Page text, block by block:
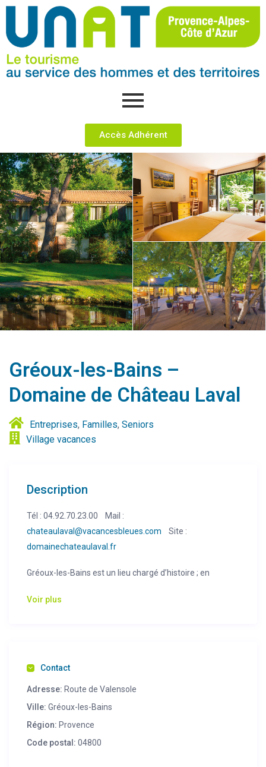
Accès Adhérent
Gréoux-les-Bains –
Domaine de Château Laval
Entreprises, Familles, Seniors
Village vacances
Description
Tél : 04.92.70.23.00 Mail :
chateaulaval@vacancesbleues.com Site :
domainechateaulaval.fr
Gréoux-les-Bains est un lieu chargé d’histoire ; en
lavoirs et fontaines, ses ruelles étroites qui vous
91 chambres de 1 à 4 personnes, réparties sur 5
Voir plus
Contact
Adresse: Route de Valensole
Ville: Gréoux-les-Bains
Région: Provence
Code postal: 04800